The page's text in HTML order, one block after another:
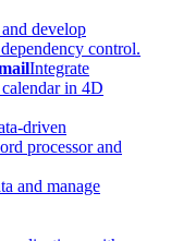
develop
control.
Integrate
in 4D
driven
processor and
and manage